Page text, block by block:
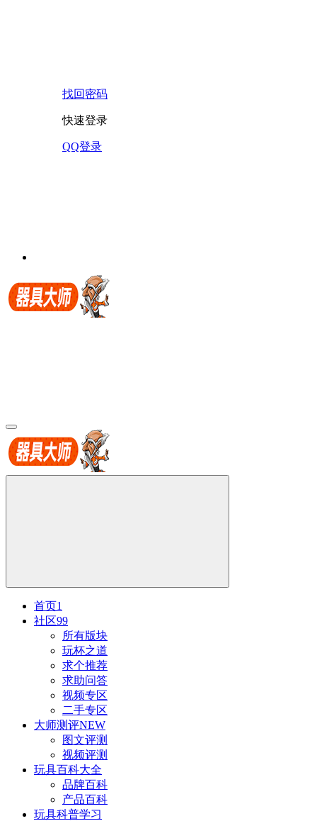
找回密码
快速登录
QQ登录
首页1
社区99
所有版块
玩杯之道
求个推荐
求助问答
视频专区
二手专区
大师测评NEW
图文评测
视频评测
玩具百科大全
品牌百科
产品百科
玩具科普学习